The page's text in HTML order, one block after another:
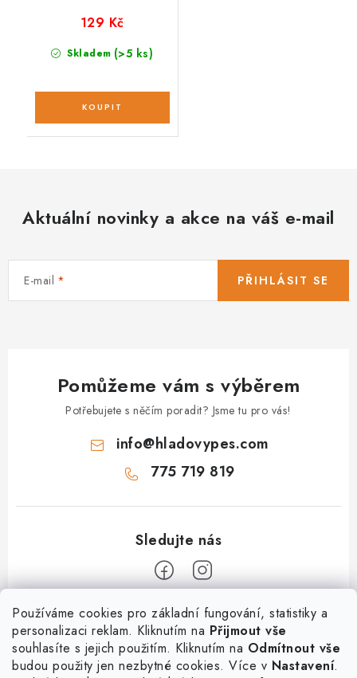
Používáme cookies pro základní fungování, statistiky a
personalizaci reklam. Kliknutím na Přijmout vše
souhlasíte s jejich použitím. Kliknutím na Odmítnout vše
budou použity jen nezbytné cookies. Více v Nastavení.
Skladem (>5 ks)
129 Kč
Aktuální novinky a akce na váš e-mail
E-mail PŘIHLÁSIT SE
Pomůžeme vám s výběrem
Potřebujete s něčím poradit? Jsme tu pro vás!
info@hladovypes.com
775 719 819
Informace